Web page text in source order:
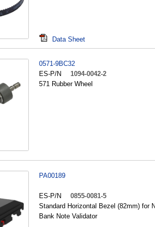
Data Sheet
0571-9BC32
ES-P/N
1094-0042-2
571 Rubber Wheel
PA00189
ES-P/N
0855-0081-5
Standard Horizontal Bezel (82mm) for
Bank Note Validator